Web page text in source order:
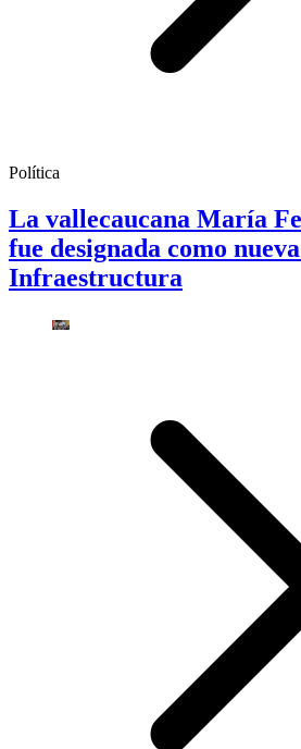
Política
La vallecaucana María
fue designada como
Infraestructura